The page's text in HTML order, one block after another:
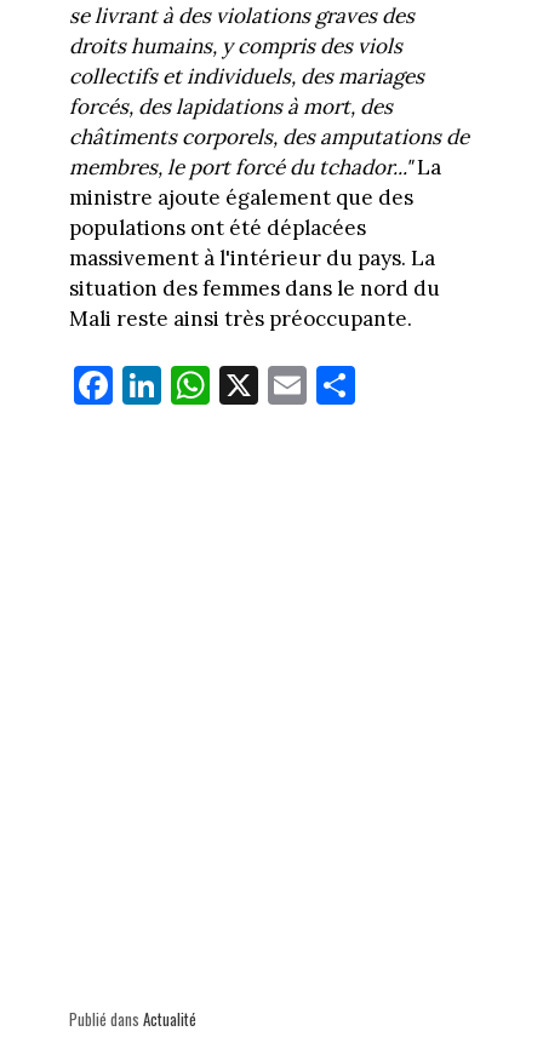
se livrant à des violations graves des
droits humains, y compris des viols
collectifs et individuels, des mariages
forcés, des lapidations à mort, des
châtiments corporels, des amputations de
membres, le port forcé du tchador..."La
ministre ajoute également que des
populations ont été déplacées
massivement à l'intérieur du pays. La
situation des femmes dans le nord du
Mali reste ainsi très préoccupante.
Fa
ce
Li
nk
W
ha
X E
m
Pa
rt
Publié dans Actualité